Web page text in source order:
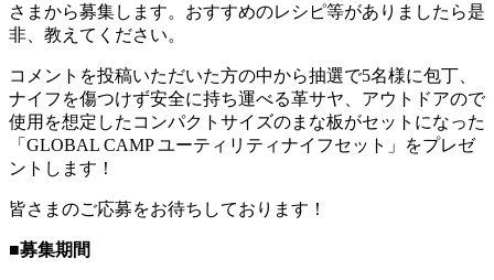
さまから募集します。おすすめのレシピ等がありましたら是
非、教えてください。
コメントを投稿いただいた方の中から抽選で5名様に包丁、
ナイフを傷つけず安全に持ち運べる革サヤ、アウトドアので
使用を想定したコンパクトサイズのまな板がセットになった
「GLOBAL CAMP ユーティリティナイフセット」をプレゼ
ントします！
皆さまのご応募をお待ちしております！
■募集期間